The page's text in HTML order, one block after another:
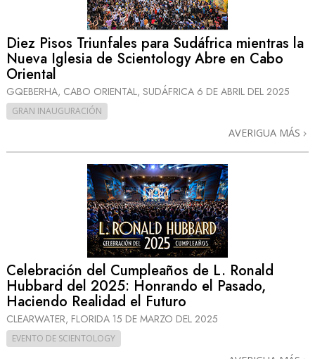
Diez Pisos Triunfales para Sudáfrica mientras la
Nueva Iglesia de Scientology Abre en Cabo
Oriental
GQEBERHA, CABO ORIENTAL, SUDÁFRICA 6 DE ABRIL DEL 2025
GRAN INAUGURACIÓN
AVERIGUA MÁS
Celebración del Cumpleaños de L. Ronald
Hubbard del 2025: Honrando el Pasado,
Haciendo Realidad el Futuro
CLEARWATER, FLORIDA 15 DE MARZO DEL 2025
EVENTO DE SCIENTOLOGY